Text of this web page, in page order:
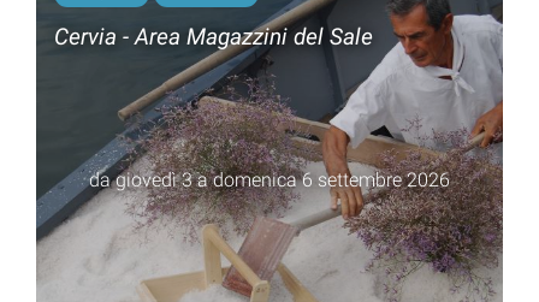
Cervia - Area Magazzini del Sale
da giovedì 3 a domenica 6 settembre 2026